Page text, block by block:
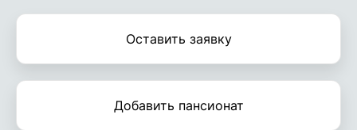
Оставить заявку
Добавить пансионат